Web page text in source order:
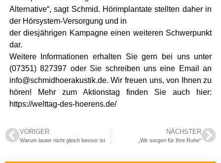
Alternative“, sagt Schmid. Hörimplantate stellten daher in
der Hörsystem-Versorgung und in
der diesjährigen Kampagne einen weiteren Schwerpunkt
dar.
Weitere Informationen erhalten Sie gern bei uns unter
(07351) 827397 oder Sie schreiben uns eine Email an
info@schmidhoerakustik.de. Wir freuen uns, von Ihnen zu
hören! Mehr zum Aktionstag finden Sie auch hier:
https://welttag-des-hoerens.de/
VORIGER
Warum lauter nicht gleich besser ist
NÄCHSTER
„Wir sorgen für Ihre Ruhe“